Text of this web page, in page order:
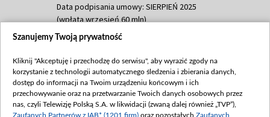
Data podpisania umowy: SIERPIEŃ 2025
(wpłata wrzesień 60 mln)
Dofinansowanie 635 783 051,21 PLN
(wpłata wrzesień 100 mln, październik 350
mln, listopad 265 mln)
Dofinansowanie 48 862 000,00 PLN
Data podpisania umowy: GRUDZIEŃ 2025
Szanujemy Twoją prywatność
Kliknij "Akceptuję i przechodzę do serwisu", aby wyrazić zgody na
korzystanie z technologii automatycznego śledzenia i zbierania danych,
dostęp do informacji na Twoim urządzeniu końcowym i ich
przechowywanie oraz na przetwarzanie Twoich danych osobowych przez
nas, czyli Telewizję Polską S.A. w likwidacji (zwaną dalej również „TVP”),
Zaufanych Partnerów z IAB* (1201 firm) oraz pozostałych Zaufanych